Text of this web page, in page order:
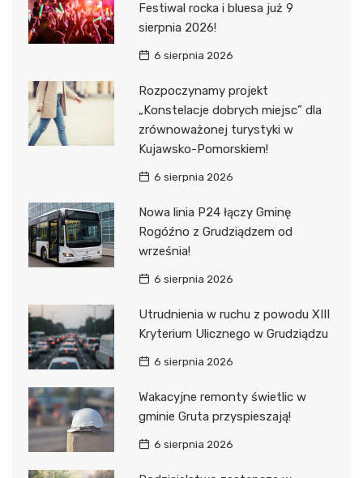
Festiwal rocka i bluesa już 9
sierpnia 2026!
6 sierpnia 2026
Rozpoczynamy projekt
„Konstelacje dobrych miejsc” dla
zrównoważonej turystyki w
Kujawsko-Pomorskiem!
6 sierpnia 2026
Nowa linia P24 łączy Gminę
Rogóźno z Grudziądzem od
września!
6 sierpnia 2026
Utrudnienia w ruchu z powodu XIII
Kryterium Ulicznego w Grudziądzu
6 sierpnia 2026
Wakacyjne remonty świetlic w
gminie Gruta przyspieszają!
6 sierpnia 2026